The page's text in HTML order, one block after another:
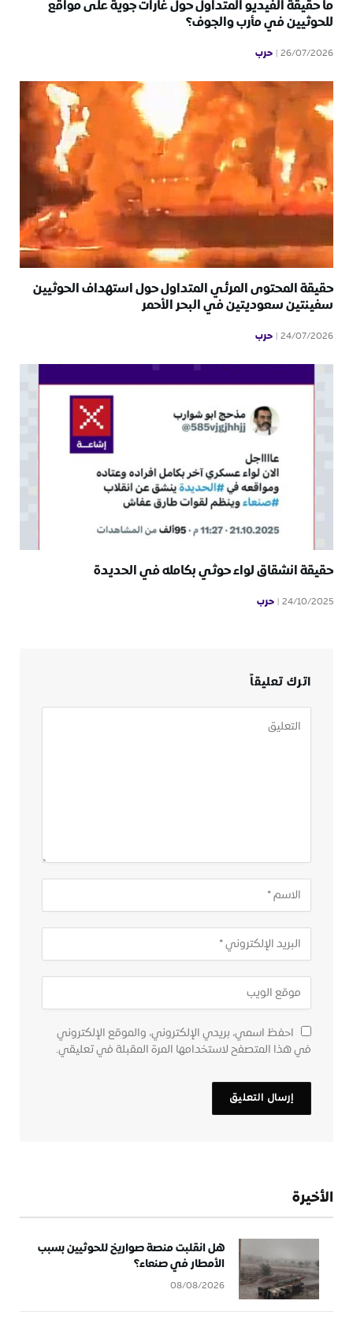
ما حقيقة الفيديو المتداول حول غارات جوية على مواقع
للحوثيين في مأرب والجوف؟
26/07/2026 حرب
حقيقة المحتوى المرئي المتداول حول استهداف الحوثيين
سفينتين سعوديتين في البحر الأحمر
24/07/2026 حرب
حقيقة انشقاق لواء حوثي بكامله في الحديدة
24/10/2025 حرب
اترك تعليقاً
احفظ اسمي، بريدي الإلكتروني، والموقع الإلكتروني
في هذا المتصفح لاستخدامها المرة المقبلة في تعليقي.
الأخيرة
هل انقلبت منصة صواريخ للحوثيين بسبب
الأمطار في صنعاء؟
08/08/2026